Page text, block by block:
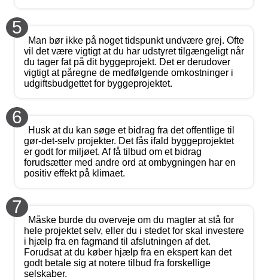
5
Man bør ikke på noget tidspunkt undvære grej. Ofte
vil det være vigtigt at du har udstyret tilgængeligt når
du tager fat på dit byggeprojekt. Det er derudover
vigtigt at påregne de medfølgende omkostninger i
udgiftsbudgettet for byggeprojektet.
6
Husk at du kan søge et bidrag fra det offentlige til
gør-det-selv projekter. Det fås ifald byggeprojektet
er godt for miljøet. Af få tilbud om et bidrag
forudsætter med andre ord at ombygningen har en
positiv effekt på klimaet.
7
Måske burde du overveje om du magter at stå for
hele projektet selv, eller du i stedet for skal investere
i hjælp fra en fagmand til afslutningen af det.
Forudsat at du køber hjælp fra en ekspert kan det
godt betale sig at notere tilbud fra forskellige
selskaber.